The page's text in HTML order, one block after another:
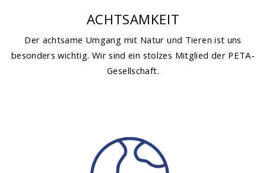
ACHTSAMKEIT
Der achtsame Umgang mit Natur und Tieren ist uns
besonders wichtig. Wir sind ein stolzes Mitglied der PETA-
Gesellschaft.